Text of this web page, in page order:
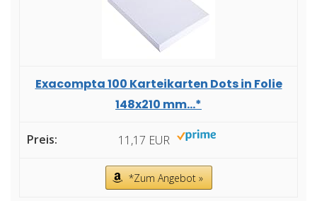
Exacompta 100 Karteikarten Dots in Folie
148x210 mm...*
11,17 EUR
*Zum Angebot »